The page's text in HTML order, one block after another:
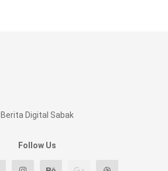
Berita Digital Sabak
Follow Us